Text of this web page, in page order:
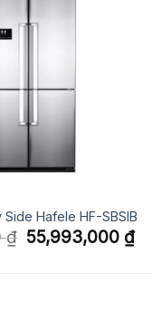
Hafele HF-SBSIB
₫
Giá
gốc
55,993,000 ₫Giá
hiện